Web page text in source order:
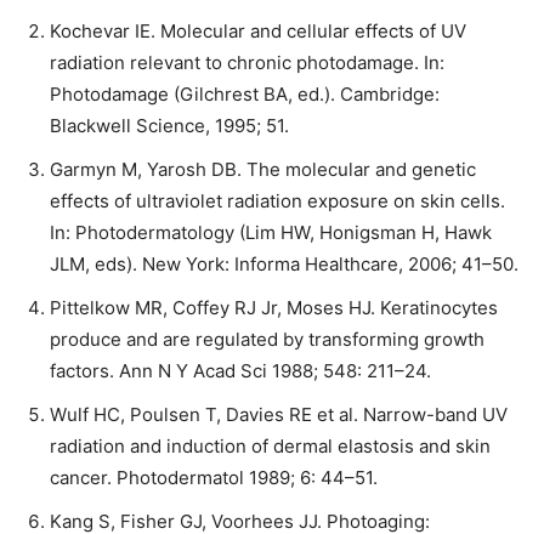
Kochevar IE. Molecular and cellular effects of UV
radiation relevant to chronic photodamage. In:
Photodamage (Gilchrest BA, ed.). Cambridge:
Blackwell Science, 1995; 51.
Garmyn M, Yarosh DB. The molecular and genetic
effects of ultraviolet radiation exposure on skin cells.
In: Photodermatology (Lim HW, Honigsman H, Hawk
JLM, eds). New York: Informa Healthcare, 2006; 41–50.
Pittelkow MR, Coffey RJ Jr, Moses HJ. Keratinocytes
produce and are regulated by transforming growth
factors. Ann N Y Acad Sci 1988; 548: 211–24.
Wulf HC, Poulsen T, Davies RE et al. Narrow-band UV
radiation and induction of dermal elastosis and skin
cancer. Photodermatol 1989; 6: 44–51.
Kang S, Fisher GJ, Voorhees JJ. Photoaging: